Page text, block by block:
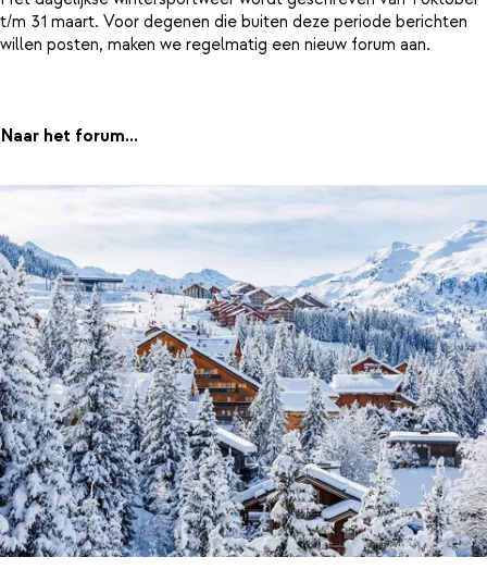
t/m 31 maart. Voor degenen die buiten deze periode berichten
willen posten, maken we regelmatig een nieuw forum aan.
Naar het forum...